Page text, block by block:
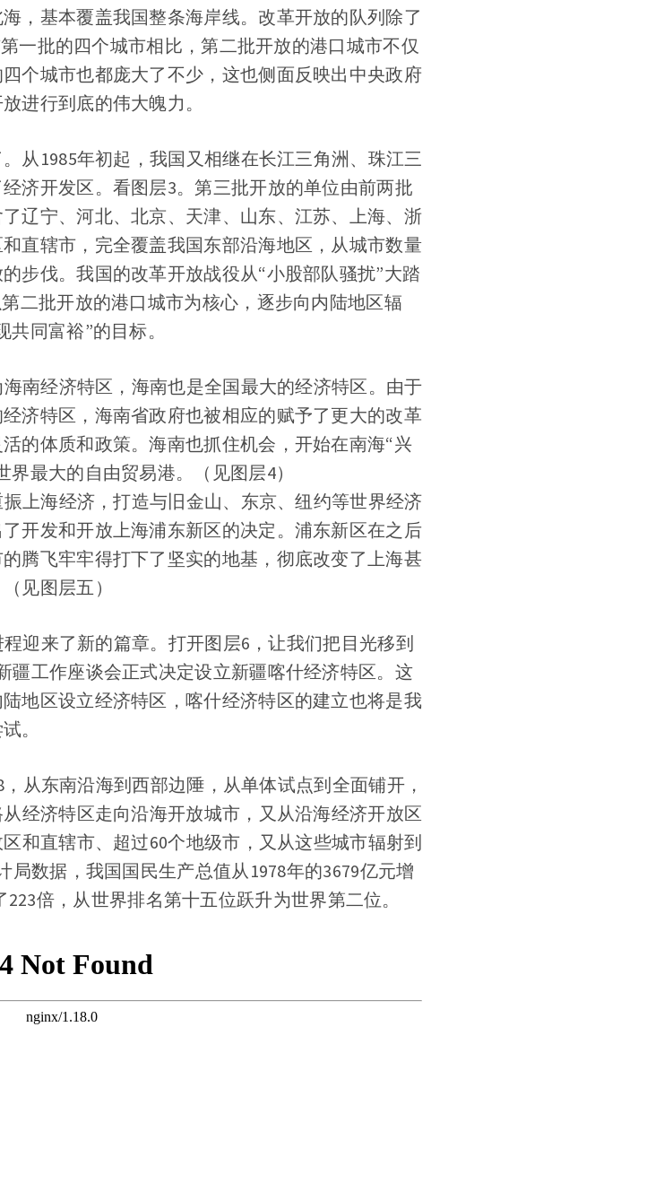
，基本覆盖我国整条海岸线。改革开放的队列除了
一批的四个城市相比，第二批开放的港口城市不仅
个城市也都庞大了不少，这也侧面反映出中央政府
进行到底的伟大魄力。
从1985年初起，我国又相继在长江三角洲、珠江三
济开发区。看图层3。第三批开放的单位由前两批
辽宁、河北、北京、天津、山东、江苏、上海、浙
直辖市，完全覆盖我国东部沿海地区，从城市数量
步伐。我国的改革开放战役从“小股部队骚扰”大踏
二批开放的港口城市为核心，逐步向内陆地区辐
同富裕”的目标。
南经济特区，海南也是全国最大的经济特区。由于
济特区，海南省政府也被相应的赋予了更大的改革
的体质和政策。海南也抓住机会，开始在南海“兴
最大的自由贸易港。（见图层4）
上海经济，打造与旧金山、东京、纽约等世界经济
开发和开放上海浦东新区的决定。浦东新区在之后
腾飞牢牢得打下了坚实的地基，彻底改变了上海甚
见图层五）
迎来了新的篇章。打开图层6，让我们把目光移到
疆工作座谈会正式决定设立新疆喀什经济特区。这
地区设立经济特区，喀什经济特区的建立也将是我
。
从东南沿海到西部边陲，从单体试点到全面铺开，
经济特区走向沿海开放城市，又从沿海经济开放区
和直辖市、超过60个地级市，又从这些城市辐射到
数据，我国国民生产总值从1978年的3679亿元增
倍，从世界排名第十五位跃升为世界第二位。